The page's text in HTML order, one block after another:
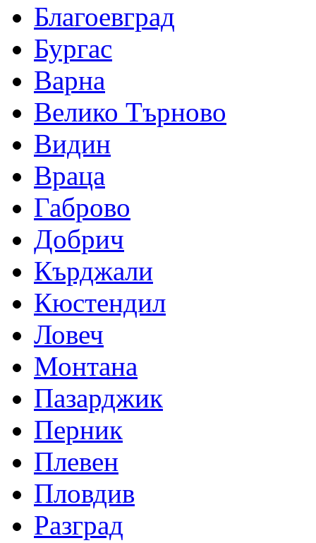
Благоевград
Бургас
Варна
Велико Търново
Видин
Враца
Габрово
Добрич
Кърджали
Кюстендил
Ловеч
Монтана
Пазарджик
Перник
Плевен
Пловдив
Разград